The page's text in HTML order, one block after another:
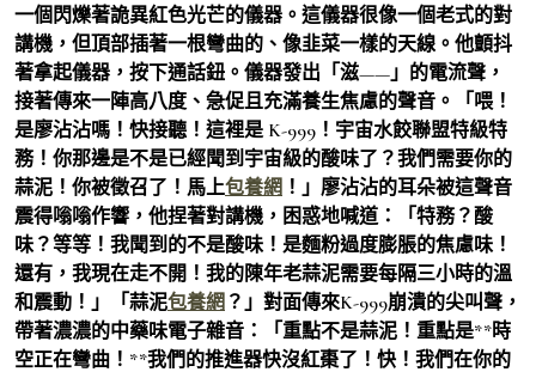
一個閃爍著詭異紅色光芒的儀器。這儀器很像一個老式的對
講機，但頂部插著一根彎曲的、像韭菜一樣的天線。他顫抖
著拿起儀器，按下通話鈕。儀器發出「滋——」的電流聲，
接著傳來一陣高八度、急促且充滿養生焦慮的聲音。「喂！
是廖沾沾嗎！快接聽！這裡是 K-999！宇宙水餃聯盟特級特
務！你那邊是不是已經聞到宇宙級的酸味了？我們需要你的
蒜泥！你被徵召了！馬上包養網 ！」廖沾沾的耳朵被這聲音
震得嗡嗡作響，他捏著對講機，困惑地喊道：「特務？酸
味？等等！我聞到的不是酸味！是麵粉過度膨脹的焦慮味！
還有，我現在走不開！我的陳年老蒜泥需要每隔三小時的溫
和震動！」「蒜泥包養網 ？」對面傳來K-999崩潰的尖叫聲，
帶著濃濃的中藥味電子雜音：「重點不是蒜泥！重點是**時
空正在彎曲！**我們的推進器快沒紅棗了！快！我們在你的